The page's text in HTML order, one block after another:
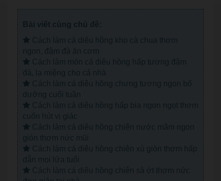
Bài viết cùng chủ đề:
Cách làm cá diêu hồng kho cà chua thơm
ngon, đậm đà ăn cơm
Cách làm món cá diêu hồng hấp tương đậm
đà, lạ miệng cho cả nhà
Cách làm cá diêu hồng chưng tương ngon bổ
dưỡng cuối tuần
Cách làm cá diêu hồng hấp bia ngon ngọt thơm
cuốn hút vị giác
Cách làm cá diêu hồng chiên nước mắm ngon
giòn thơm nức mũi
Cách làm cá diêu hồng chiên xù giòn thơm hấp
dẫn mọi lứa tuổi
Cách làm cá diêu hồng chiên sả ớt thơm nức